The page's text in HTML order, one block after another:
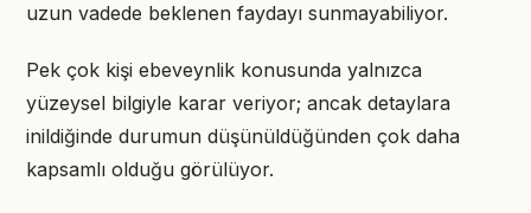
uzun vadede beklenen faydayı sunmayabiliyor.
Pek çok kişi ebeveynlik konusunda yalnızca
yüzeysel bilgiyle karar veriyor; ancak detaylara
inildiğinde durumun düşünüldüğünden çok daha
kapsamlı olduğu görülüyor.